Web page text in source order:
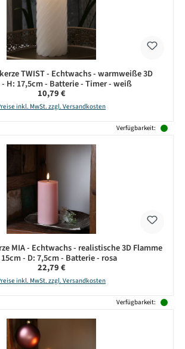
TWIST - Echtwachs - warmweiße 3D
- H: 17,5cm - Batterie - Timer - weiß
Regulärer Preis:
10,79 €
inkl. MwSt. zzgl. Versandkosten
Verfügbarkeit:
MIA - Echtwachs - realistische 3D Flamme
- D: 7,5cm - Batterie - rosa
Regulärer Preis:
22,79 €
inkl. MwSt. zzgl. Versandkosten
Verfügbarkeit: